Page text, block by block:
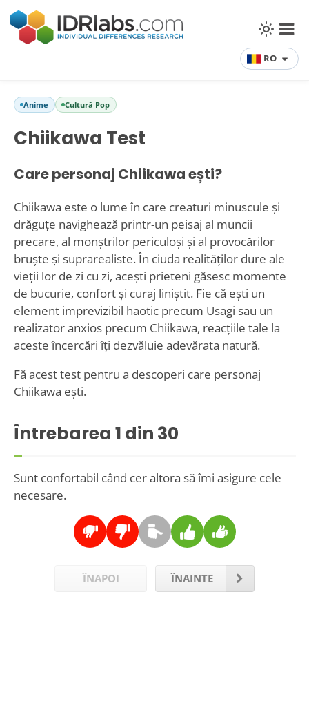
RO
Anime Cultură Pop
Chiikawa Test
Care personaj Chiikawa ești?
Chiikawa este o lume în care creaturi minuscule și
drăguțe navighează printr-un peisaj al muncii
precare, al monștrilor periculoși și al provocărilor
bruşte și suprarealiste. În ciuda realităților dure ale
vieții lor de zi cu zi, acești prieteni găsesc momente
de bucurie, confort și curaj liniștit. Fie că ești un
element imprevizibil haotic precum Usagi sau un
realizator anxios precum Chiikawa, reacțiile tale la
aceste încercări îți dezvăluie adevărata natură.
Fă acest test pentru a descoperi care personaj
Chiikawa ești.
Întrebarea 1 din 30
Sunt confortabil când cer altora să îmi asigure cele
necesare.
ÎNAPOI ÎNAINTE